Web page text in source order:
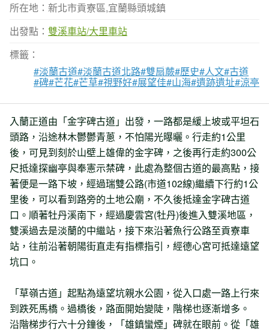
所在地：新北市貢寮區,宜蘭縣頭城鎮
出發點： 雙溪車站/大里車站
標籤：
#淡蘭古道#淡蘭古道北路#雙扇蕨#歷史#人文#古道
#碑#芒花#芒草#視野好#展望佳#山海#遺跡遺址#涼亭
入蘭正道由「金字碑古道」出發，一路都是緩上坡或平坦石
頭路，沿途林木鬱鬱青蔥，不怕陽光曝曬。行走約1公里
後，可見到刻於山壁上雄偉的金字碑，之後再行走約300公
尺抵達探幽亭與奉憲示禁碑，此處為整個古道的最高點，接
著便是一路下坡，經過瑞雙公路(市道102線)繼續下行約1公
里後，可以看到路旁的土地公廟，不久後抵達金字碑古道
口。順著牡丹溪南下，經過慶雲宮(牡丹)後進入雙溪地區，
雙溪過去是淡蘭的中繼站，接下來沿著魚行公路至貢寮車
站，往前沿著朝陽街直走有指標指引，經德心宮可抵達遠望
坑口。
「草嶺古道」起點為遠望坑親水公園，從入口處一路上行來
到跌死馬橋。過橋後，路面開始變陡，階梯也逐漸增多。
沿階梯步行六十分鐘後，「雄鎮蠻煙」碑就在眼前。從「雄